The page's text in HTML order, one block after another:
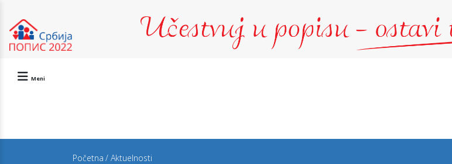
Meni
Početna / Aktuelnosti